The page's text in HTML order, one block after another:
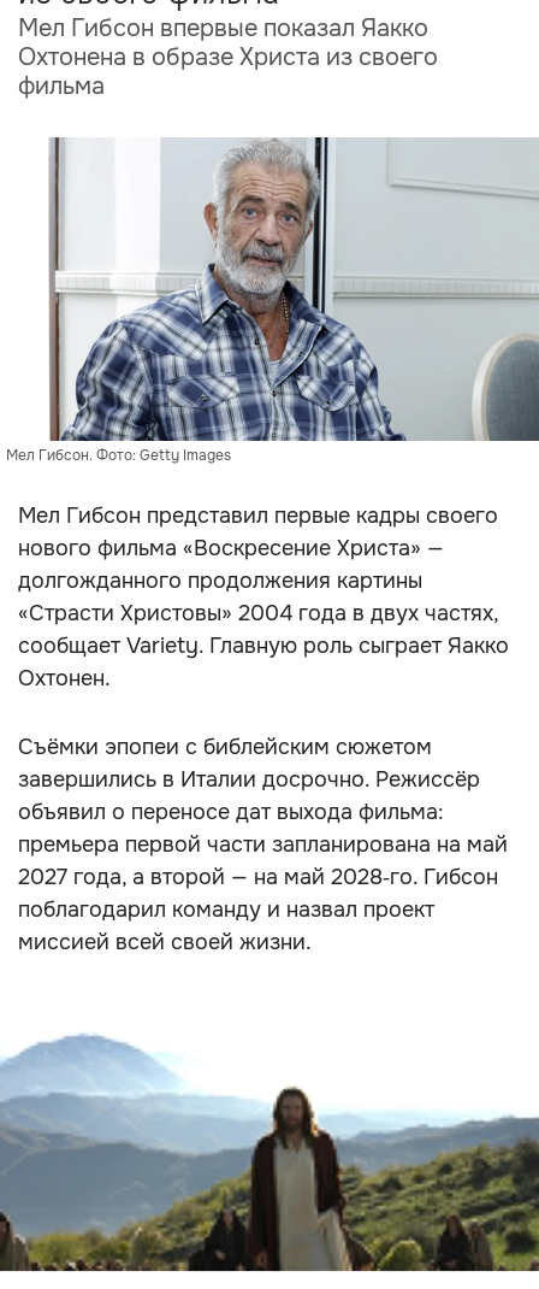
Мел Гибсон впервые показал Яакко
Охтонена в образе Христа из своего
фильма
Мел Гибсон. Фото: Getty Images
Мел Гибсон представил первые кадры своего
нового фильма «Воскресение Христа» —
долгожданного продолжения картины
«Страсти Христовы» 2004 года в двух частях,
сообщает Variety. Главную роль сыграет Яакко
Охтонен.
Съёмки эпопеи с библейским сюжетом
завершились в Италии досрочно. Режиссёр
объявил о переносе дат выхода фильма:
премьера первой части запланирована на май
2027 года, а второй — на май 2028‑го. Гибсон
поблагодарил команду и назвал проект
миссией всей своей жизни.